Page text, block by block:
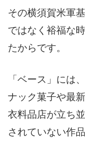
その横須賀米軍
ではなく裕福な
たからです。
「ベース」には
ナック菓子や最
衣料品店が立ち
されていない作